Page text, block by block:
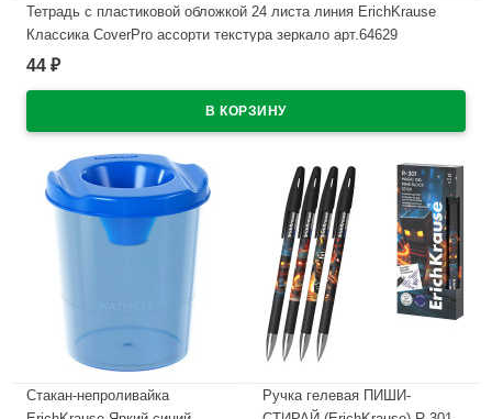
Тетрадь с пластиковой обложкой 24 листа линия ErichKrause
Классика CoverPrо ассорти текстура зеркало арт.64629
В наличии
44 ₽
Стакан-непроливайка
Ручка гелевая ПИШИ-